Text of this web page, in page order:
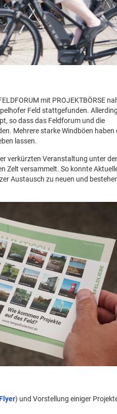
mit PROJEKTBÖRSE
Feld stattgefunden.
so dass das Feldforum und die
Mehrere starke Windböen haben
lassen.
verkürzten Veranstaltung unter
Zelt versammelt. So konnte
Austausch zu neuen und
) und Vorstellung einiger